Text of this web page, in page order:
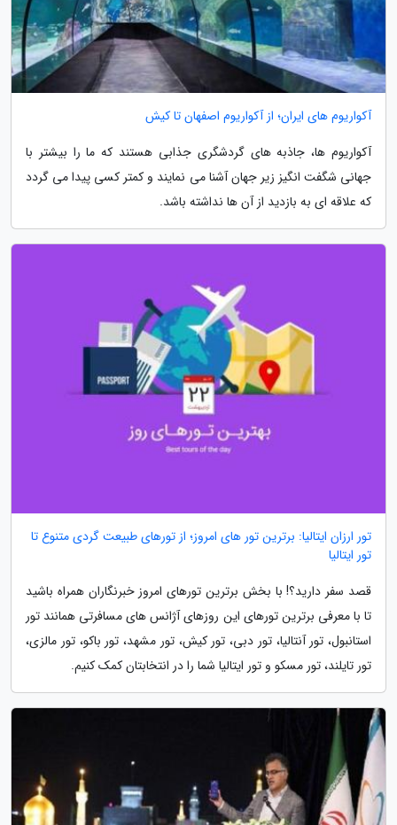
آکواریوم های ایران؛ از آکواریوم اصفهان تا کیش
آکواریوم ها، جاذبه های گردشگری جذابی هستند که ما را بیشتر با
جهانی شگفت انگیز زیر جهان آشنا می نمایند و کمتر کسی پیدا می گردد
که علاقه ای به بازدید از آن ها نداشته باشد.
تور ارزان ایتالیا: برترین تور های امروز؛ از تورهای طبیعت گردی متنوع تا
تور ایتالیا
قصد سفر دارید؟! با بخش برترین تورهای امروز خبرنگاران همراه باشید
تا با معرفی برترین تورهای این روزهای آژانس های مسافرتی همانند تور
استانبول، تور آنتالیا، تور دبی، تور کیش، تور مشهد، تور باکو، تور مالزی،
تور تایلند، تور مسکو و تور ایتالیا شما را در انتخابتان کمک کنیم.